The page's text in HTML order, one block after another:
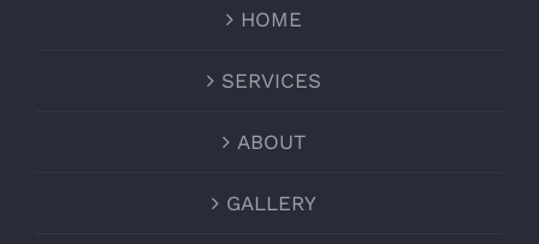
HOME
SERVICES
ABOUT
GALLERY